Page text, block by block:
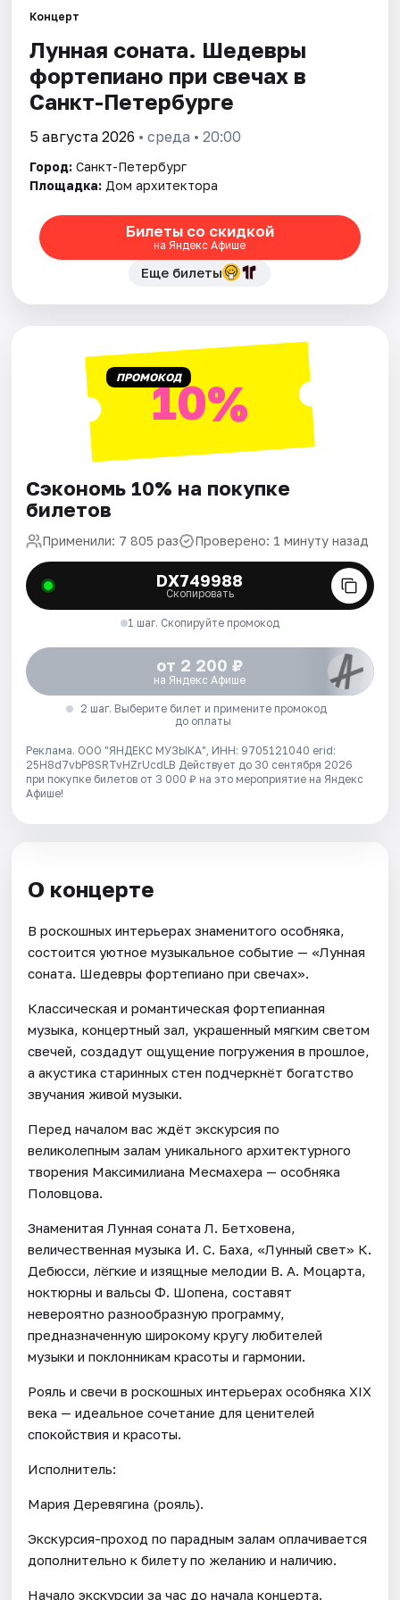
Города
Площадки
Артисты
Рейтинги
Концерт
Лунная соната. Шедевры
фортепиано при свечах в
Санкт-Петербурге
5 августа 2026 • среда • 20:00
Город: Санкт-Петербург
Площадка: Дом архитектора
Билеты со скидкой
на Яндекс Афише
Еще билеты
ПРОМОКОД10%
Сэкономь 10% на покупке
билетов
Применили: 7 805 раз Проверено: 1 минуту назад
DX749988
Скопировать
1 шаг. Скопируйте промокод
от 2 200 ₽
на Яндекс Афише
2 шаг. Выберите билет и примените промокод
до оплаты
Реклама. ООО "ЯНДЕКС МУЗЫКА", ИНН: 9705121040 erid:
25H8d7vbP8SRTvHZrUcdLB Действует до 30 сентября 2026
при покупке билетов от 3 000 ₽ на это мероприятие на Яндекс
Афише!
О концерте
В роскошных интерьерах знаменитого особняка,
состоится уютное музыкальное событие — «Лунная
соната. Шедевры фортепиано при свечах».
Классическая и романтическая фортепианная
музыка, концертный зал, украшенный мягким светом
свечей, создадут ощущение погружения в прошлое,
а акустика старинных стен подчеркнёт богатство
звучания живой музыки.
Перед началом вас ждёт экскурсия по
великолепным залам уникального архитектурного
творения Максимилиана Месмахера — особняка
Половцова.
Знаменитая Лунная соната Л. Бетховена,
величественная музыка И. С. Баха, «Лунный свет» К.
Дебюсси, лёгкие и изящные мелодии В. А. Моцарта,
ноктюрны и вальсы Ф. Шопена, составят
невероятно разнообразную программу,
предназначенную широкому кругу любителей
музыки и поклонникам красоты и гармонии.
Рояль и свечи в роскошных интерьерах особняка XIX
века — идеальное сочетание для ценителей
спокойствия и красоты.
Исполнитель:
Мария Деревягина (рояль).
Экскурсия-проход по парадным залам оплачивается
дополнительно к билету по желанию и наличию.
Начало экскурсии за час до начала концерта.